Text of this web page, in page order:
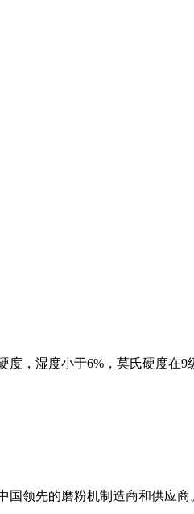
，湿度小于6%，莫氏硬度在
领先的磨粉机制造商和供应